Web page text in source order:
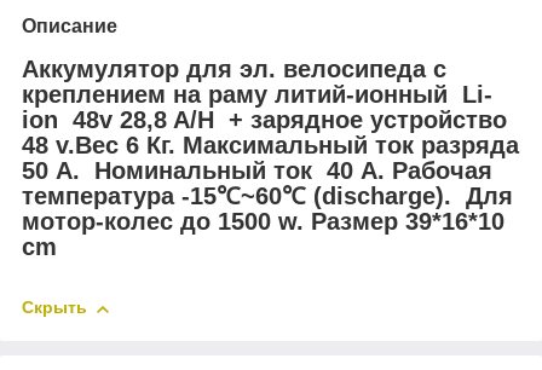
Описание
Аккумулятор для эл. велосипеда с
креплением на раму литий-ионный Li-
ion 48v 28,8 A/H + зарядное устройство
48 v.Вес 6 Кг. Максимальный ток разряда
50 A. Номинальный ток 40 A. Рабочая
температура -15℃~60℃ (discharge). Для
мотор-колес до 1500 w. Размер 39*16*10
сm
Скрыть